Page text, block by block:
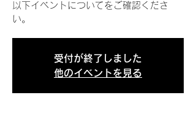
以下イベントについてをご確認くださ
い。
受付が終了しました
他のイベントを見る